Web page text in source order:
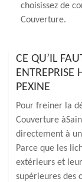
choisissez de
Couverture.
CE QU’IL
ENTREPRISE
PEXINE
Pour freiner la
Couverture
directement à
Parce que les
extérieurs et
supérieures des